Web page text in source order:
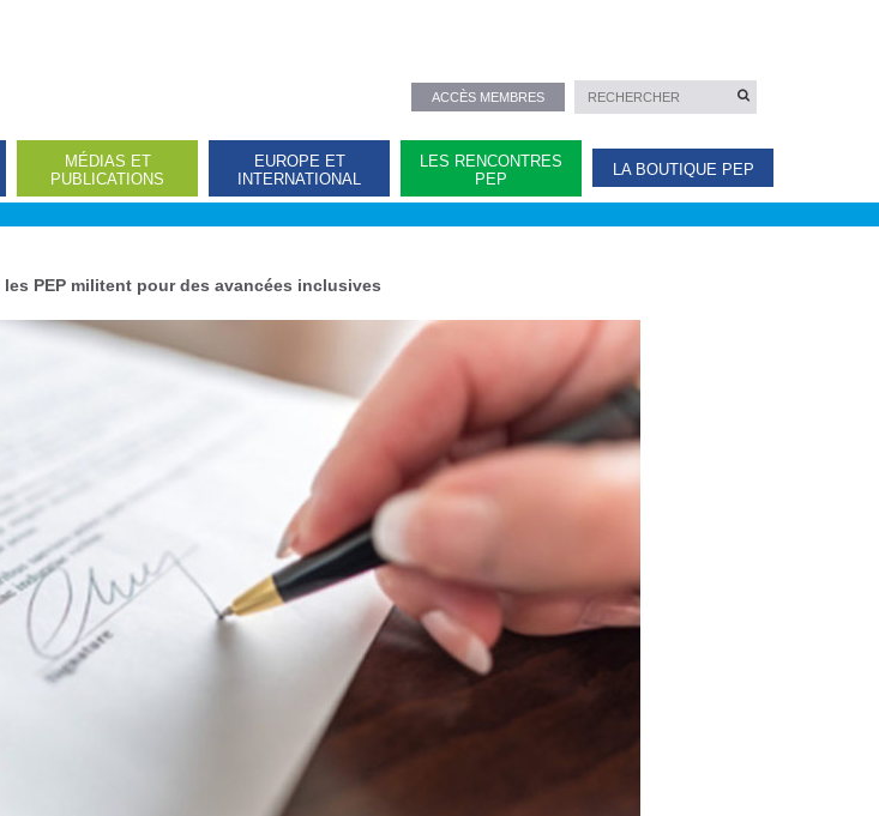
ACCÈS MEMBRES
MÉDIAS ET
PUBLICATIONS
EUROPE ET
INTERNATIONAL
LES RENCONTRES
PEP
LA BOUTIQUE PEP
PEP militent pour des avancées inclusives